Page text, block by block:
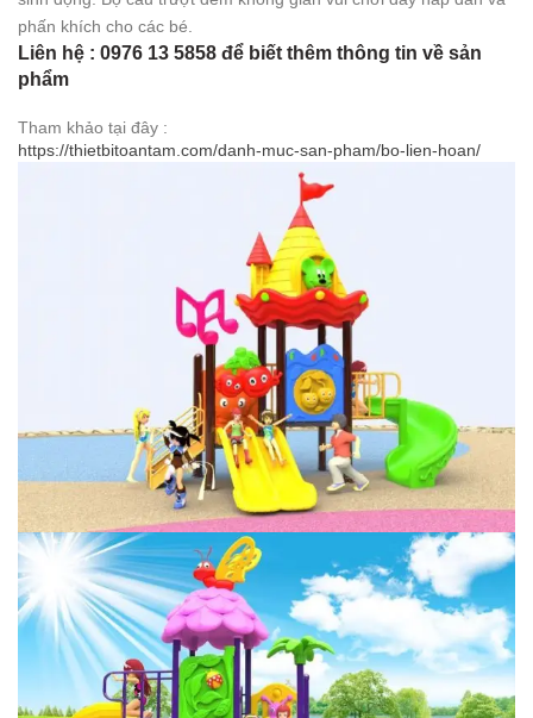
phấn khích cho các bé.
Liên hệ : 0976 13 5858 để biết thêm thông tin về sản
phẩm
Tham khảo tại đây :
https://thietbitoantam.com/danh-muc-san-pham/bo-lien-hoan/